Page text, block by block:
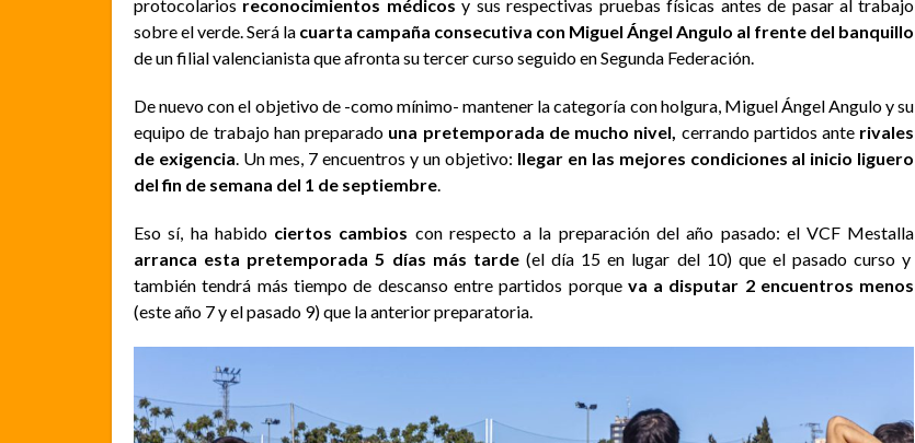
protocolarios reconocimientos médicos y sus respectivas pruebas físicas antes de pasar al trabajo
sobre el verde. Será la cuarta campaña consecutiva con Miguel Ángel Angulo al frente del banquillo
de un filial valencianista que afronta su tercer curso seguido en Segunda Federación.
De nuevo con el objetivo de -como mínimo- mantener la categoría con holgura, Miguel Ángel Angulo y su
equipo de trabajo han preparado una pretemporada de mucho nivel, cerrando partidos ante rivales
de exigencia. Un mes, 7 encuentros y un objetivo: llegar en las mejores condiciones al inicio liguero
del fin de semana del 1 de septiembre.
Eso sí, ha habido ciertos cambios con respecto a la preparación del año pasado: el VCF Mestalla
arranca esta pretemporada 5 días más tarde(el día 15 en lugar del 10) que el pasado curso y
también tendrá más tiempo de descanso entre partidos porque va a disputar 2 encuentros menos
(este año 7 y el pasado 9) que la anterior preparatoria.